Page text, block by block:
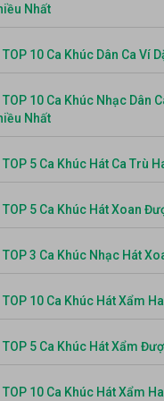
Nhất
TOP 10 Ca Khúc Dân Ca Ví
TOP 10 Ca Khúc Nhạc Dân
Nhất
TOP 5 Ca Khúc Hát Ca Trù
TOP 5 Ca Khúc Hát Xoan
TOP 3 Ca Khúc Nhạc Hát
TOP 10 Ca Khúc Hát Xẩm
TOP 5 Ca Khúc Hát Xẩm
TOP 10 Ca Khúc Hát Xẩm